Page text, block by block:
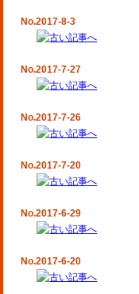
No.2017-8-3
No.2017-7-27
No.2017-7-26
No.2017-7-20
No.2017-6-29
No.2017-6-20